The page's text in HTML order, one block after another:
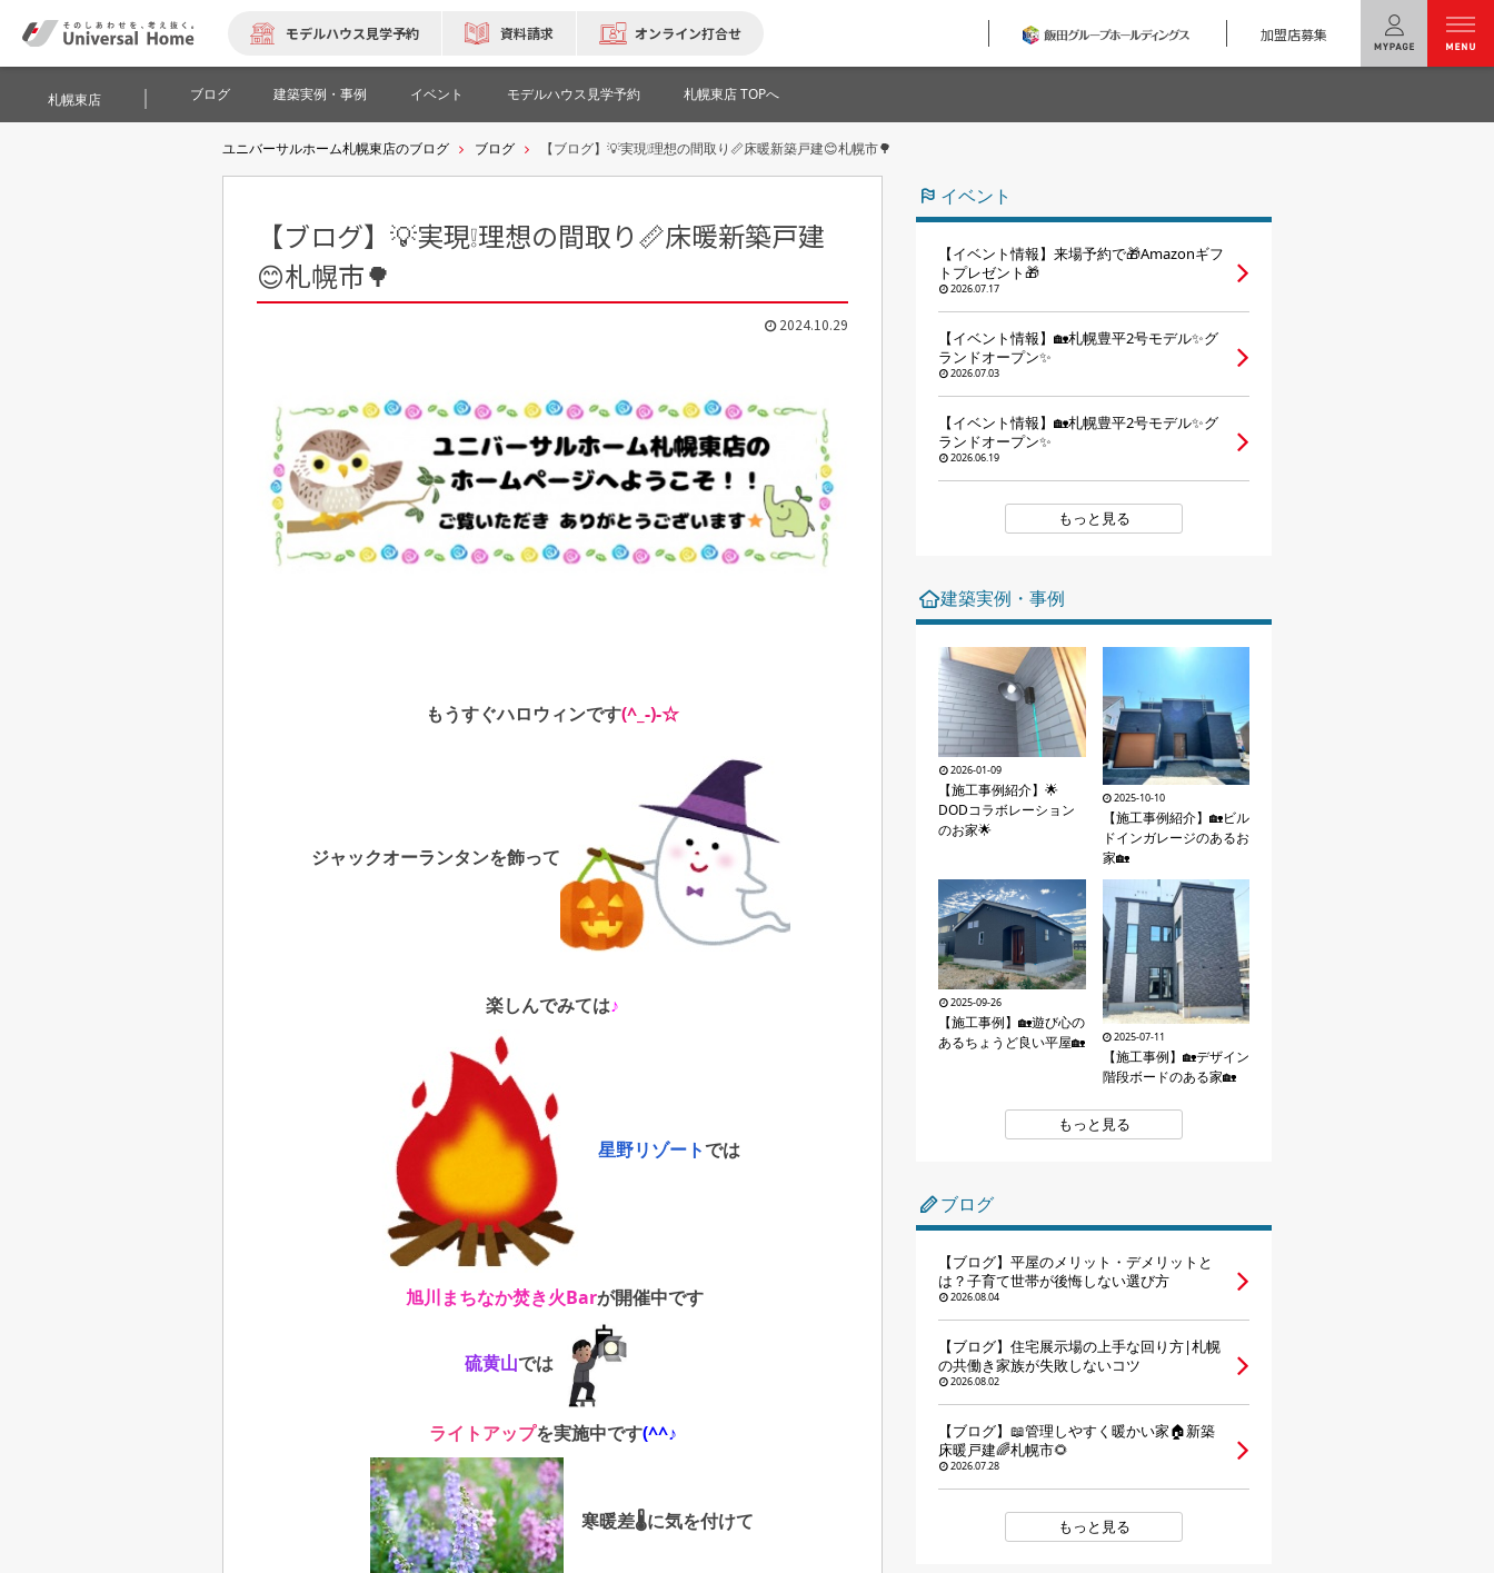
モデルハウス見学予約 資料請求 オンライン打合せ 加盟店募集
テクノロジー
建築実例
モデルハウス
シミュレーション
キャンペーン・コラボ情報
家づくりの知識
札幌東店 ブログ 建築実例・事例 イベント モデルハウス見学予約 札幌東店 TOPへ
ユニバーサルホーム札幌東店のブログ ブログ 【ブログ】💡実現❕理想の間取り📏床暖新築戸建😊札幌市🌳
【ブログ】💡実現❕理想の間取り📏床暖新築戸建
😊札幌市🌳
2024.10.29
もうすぐハロウィンです(^_-)-☆
ジャックオーランタンを飾って
楽しんでみては♪
星野リゾートでは
旭川まちなか焚き火Barが開催中です
硫黄山では
ライトアップを実施中です(^^♪
寒暖差🌡に気を付けて
イベント
【イベント情報】来場予約で🎁Amazonギフ
トプレゼント🎁
2026.07.17
【イベント情報】🏡札幌豊平2号モデル✨グ
ランドオープン✨
2026.07.03
【イベント情報】🏡札幌豊平2号モデル✨グ
ランドオープン✨
2026.06.19
もっと見る
建築実例・事例
2026-01-09
【施工事例紹介】🌟
DODコラボレーション
のお家🌟
2025-10-10
【施工事例紹介】🏡ビル
ドインガレージのあるお
家🏡
2025-09-26
【施工事例】🏡遊び心の
あるちょうど良い平屋🏡
2025-07-11
【施工事例】🏡デザイン
階段ボードのある家🏡
もっと見る
ブログ
【ブログ】平屋のメリット・デメリットと
は？子育て世帯が後悔しない選び方
2026.08.04
【ブログ】住宅展示場の上手な回り方|札幌
の共働き家族が失敗しないコツ
2026.08.02
【ブログ】📖管理しやすく暖かい家🏠新築
床暖戸建🌈札幌市🌻
2026.07.28
もっと見る